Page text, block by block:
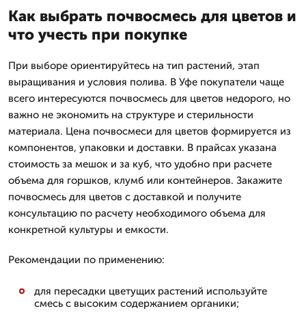
Как выбрать почвосмесь для цветов и
что учесть при покупке
При выборе ориентируйтесь на тип растений, этап
выращивания и условия полива. В Уфе покупатели чаще
всего интересуются почвосмесь для цветов недорого, но
важно не экономить на структуре и стерильности
материала. Цена почвосмеси для цветов формируется из
компонентов, упаковки и доставки. В прайсах указана
стоимость за мешок и за куб, что удобно при расчете
объема для горшков, клумб или контейнеров. Закажите
почвосмесь для цветов с доставкой и получите
консультацию по расчету необходимого объема для
конкретной культуры и емкости.
Рекомендации по применению:
для пересадки цветущих растений используйте
смесь с высоким содержанием органики;